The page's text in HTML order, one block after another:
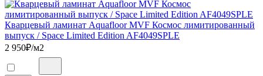
Кварцевый ламинат Aquafloor MVF Космос лимитированный
выпуск / Space Limited Edition AF4049SPLE
2 950₽/м2